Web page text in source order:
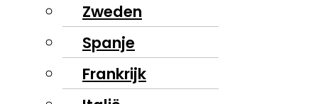
Zweden
Spanje
Frankrijk